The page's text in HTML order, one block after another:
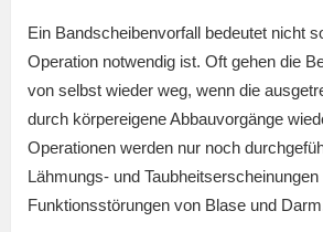
Ein Bandscheibenvorfall bedeutet nicht
Operation notwendig ist. Oft gehen die
von selbst wieder weg, wenn die
durch körpereigene Abbauvorgänge
Operationen werden nur noch
Lähmungs- und Taubheitserscheinungen
Funktionsstörungen von Blase und